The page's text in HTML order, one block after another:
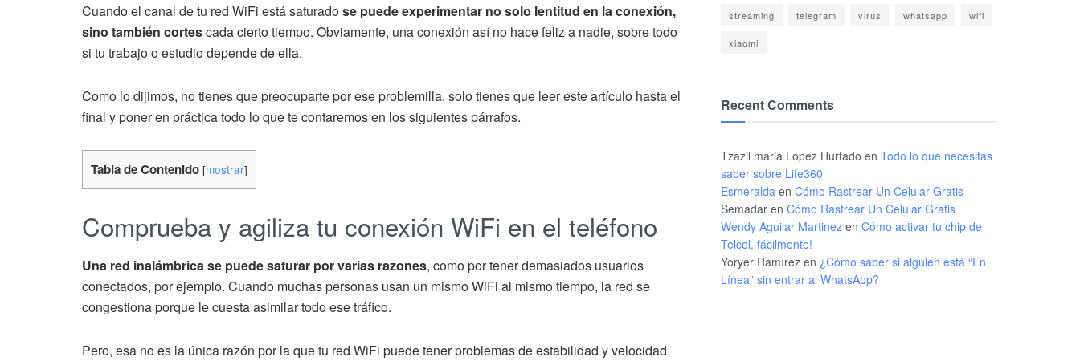
Cuando el canal de tu red WiFi está saturadose puede experimentar no solo lentitud en la conexión,
sino también cortescada cierto tiempo. Obviamente, una conexión así no hace feliz a nadie, sobre todo
si tu trabajo o estudio depende de ella.
Como lo dijimos, no tienes que preocuparte por ese problemilla, solo tienes que leer este artículo hasta el
final y poner en práctica todo lo que te contaremos en los siguientes párrafos.
Tabla de Contenido [mostrar]
Comprueba y agiliza tu conexión WiFi en el teléfono
Una red inalámbrica se puede saturar por varias razones, como por tener demasiados usuarios
conectados, por ejemplo. Cuando muchas personas usan un mismo WiFi al mismo tiempo, la red se
congestiona porque le cuesta asimilar todo ese tráfico.
Pero, esa no es la única razón por la que tu red WiFi puede tener problemas de estabilidad y velocidad.
streaming telegram virus whatsapp wifi
xiaomi
Recent Comments
Tzazil maria Lopez Hurtado en Todo lo que necesitas
saber sobre Life360
Esmeralda en Cómo Rastrear Un Celular Gratis
Semadar en Cómo Rastrear Un Celular Gratis
Wendy Aguilar Martinez en Cómo activar tu chip de
Telcel, fácilmente!
Yoryer Ramírez en ¿Cómo saber si alguien está “En
Línea” sin entrar al WhatsApp?